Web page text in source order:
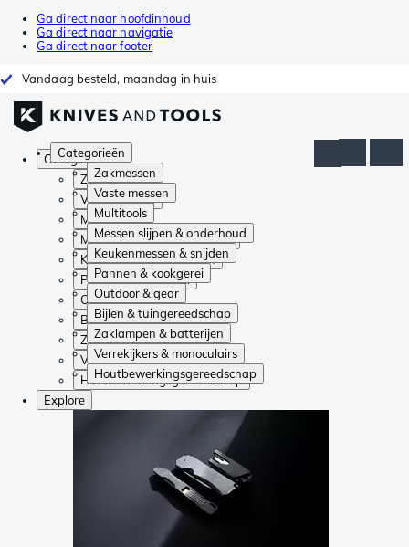
Ga direct naar hoofdinhoud
Ga direct naar navigatie
Ga direct naar footer
Vandaag besteld, maandag in huis
Categorieën
Zakmessen
Vaste messen
Multitools
Messen slijpen & onderhoud
Keukenmessen & snijden
Pannen & kookgerei
Outdoor & gear
Bijlen & tuingereedschap
Zaklampen & batterijen
Verrekijkers & monoculairs
Houtbewerkingsgereedschap
Categorieën
Zakmessen
Vaste messen
Multitools
Messen slijpen & onderhoud
Keukenmessen & snijden
Pannen & kookgerei
Outdoor & gear
Bijlen & tuingereedschap
Zaklampen & batterijen
Verrekijkers & monoculairs
Houtbewerkingsgereedschap
Explore